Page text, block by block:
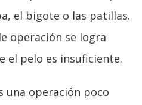
el bigote o las patillas.
operación se logra
el pelo es insuficiente.
una operación poco